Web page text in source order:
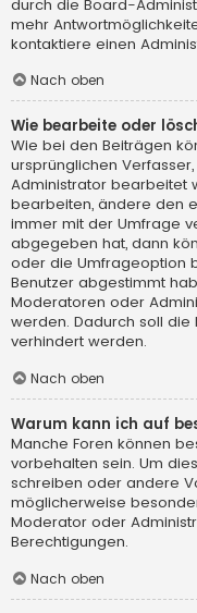
durch die Board-
mehr
kontaktiere einen
Nach oben
Wie bearbeite oder
Wie bei den Beiträgen
ursprünglichen
Administrator bearbeitet
bearbeiten, ändere den
immer mit der Umfrage
abgegeben hat, dann
oder die Umfrageoption
Benutzer abgestimmt
Moderatoren oder
werden. Dadurch soll
verhindert werden.
Nach oben
Warum kann ich auf
Manche Foren können
vorbehalten sein. Um
schreiben oder andere
möglicherweise
Moderator oder
Berechtigungen.
Nach oben